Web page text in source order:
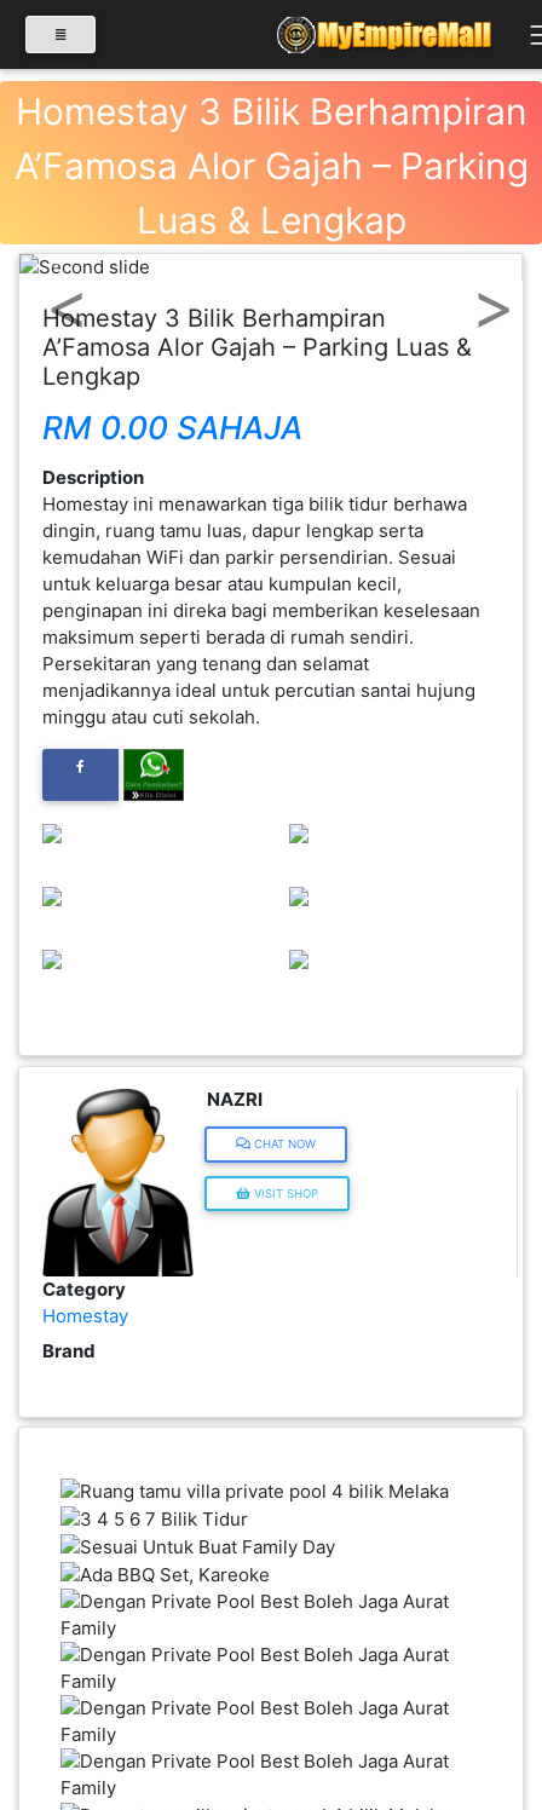
Homestay 3 Bilik Berhampiran
A’Famosa Alor Gajah – Parking
Luas & Lengkap
Previous Next
Homestay 3 Bilik Berhampiran
A’Famosa Alor Gajah – Parking Luas &
Lengkap
RM 0.00 SAHAJA
Description
Homestay ini menawarkan tiga bilik tidur berhawa
dingin, ruang tamu luas, dapur lengkap serta
kemudahan WiFi dan parkir persendirian. Sesuai
untuk keluarga besar atau kumpulan kecil,
penginapan ini direka bagi memberikan keselesaan
maksimum seperti berada di rumah sendiri.
Persekitaran yang tenang dan selamat
menjadikannya ideal untuk percutian santai hujung
minggu atau cuti sekolah.
NAZRI
CHAT NOW
VISIT SHOP
Category
Homestay
Brand
SELECT CATEGORY
PRODUK(0)
BABIES(0)
PERNIAGAAN
RUNCIT(1)
FESYEN
WANITA(0)
KECANTIKAN(7)
FESYEN
LELAKI(0)
WANGI(8)
DERMA
INFAK(0)
TUDUNG(0)
ARTIKEL(14)
PEMBORONG(2)
PRODUK
MAKANAN(25)
PERNIAGAAN(41)
KENDERAAN(6)
ELEKTRONIK(5)